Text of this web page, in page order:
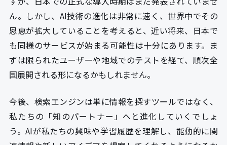
ん。しかし、AI技術の進化は非常に速く、世界中でその
恩恵が拡大していることを考えると、近い将来、日本で
も同様のサービスが始まる可能性は十分にあります。ま
ずは限られたユーザーや地域でのテストを経て、順次全
国展開される形になるかもしれません。
今後、検索エンジンは単に情報を探すツールではなく、
私たちの「知のパートナー」へと進化していくでしょ
う。AIが私たちの興味や学習履歴を理解し、能動的に関